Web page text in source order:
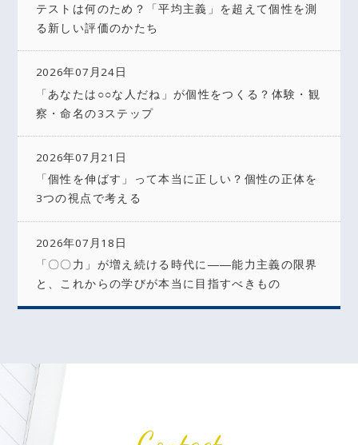
テストは何のため？「平均主義」を超えて個性を測
る新しい評価のかたち
2026年07月24日
「あなたは○○な人だね」が個性をつくる？体験・観
察・命名の3ステップ
2026年07月21日
「個性を伸ばす」って本当に正しい？個性の正体を
3つの視点で考える
2026年07月18日
「〇〇力」が増え続ける時代に――能力主義の限界
と、これからの学びが本当に目指すべきもの